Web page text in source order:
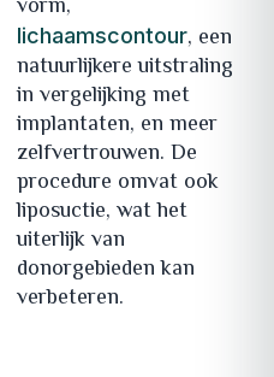
vorm,
lichaamscontour, een
natuurlijkere uitstraling
in vergelijking met
implantaten, en meer
zelfvertrouwen. De
procedure omvat ook
liposuctie, wat het
uiterlijk van
donorgebieden kan
verbeteren.